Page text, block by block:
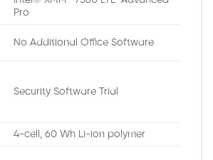
Pro
No Additional Office Software
Security Software Trial
4-cell, 60 Wh Li-ion polymer